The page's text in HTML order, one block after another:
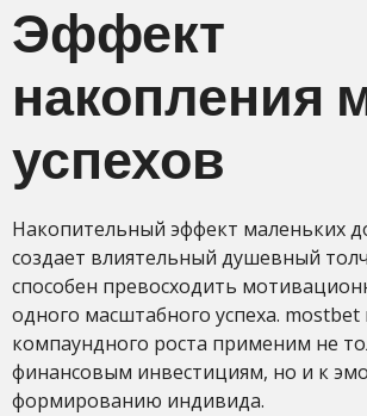
Эффект
накопления
успехов
Накопительный эффект маленьких
создает влиятельный душевный
способен превосходить
одного масштабного успеха.
компаундного роста применим не
финансовым инвестициям, но и к
формированию индивида.